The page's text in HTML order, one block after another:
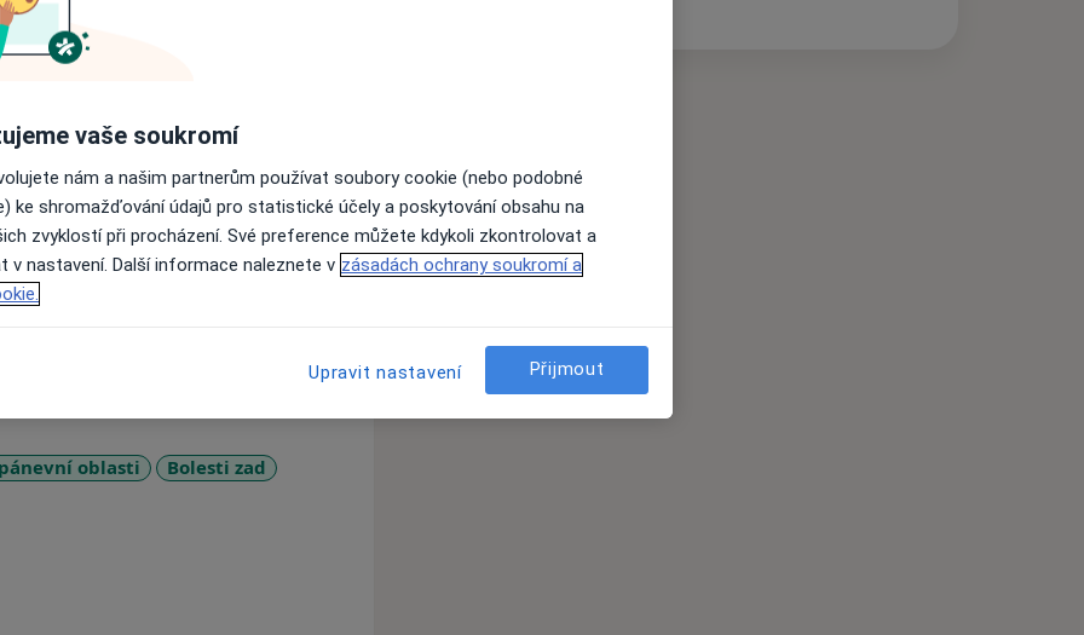
fyzioterapeutky mě velice baví, a
Při neustálém studiu mě
která je jednou z nejlepších ve
funkcí pohybového aparátu a velmi
lidského těla a tím k
potíže odstranit a díky komplexnímu
povolání bez odborného
(dle zákona 96/2004Sb. ve
oblasti
Bolesti zad
vaše soukromí
nám a našim partnerům používat soubory cookie (nebo podobné
ke shromažďování údajů pro statistické účely a poskytování obsahu na
zvyklostí při procházení. Své preference můžete kdykoli zkontrolovat a
v nastavení. Další informace naleznete v zásadách ochrany soukromí a
Upravit nastavení Přijmout